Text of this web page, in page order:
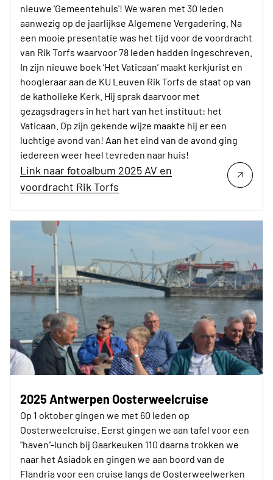
nieuwe 'Gemeentehuis'! We waren met 30 leden
aanwezig op de jaarlijkse Algemene Vergadering. Na
een mooie presentatie was het tijd voor de voordracht
van Rik Torfs waarvoor 78 leden hadden ingeschreven.
In zijn nieuwe boek ‘Het Vaticaan’ maakt kerkjurist en
hoogleraar aan de KU Leuven Rik Torfs de staat op van
de katholieke Kerk. Hij sprak daarvoor met
gezagsdragers in het hart van het instituut: het
Vaticaan. Op zijn gekende wijze maakte hij er een
luchtige avond van! Aan het eind van de avond ging
iedereen weer heel tevreden naar huis!
Link naar fotoalbum 2025 AV en
voordracht Rik Torfs
2025 Antwerpen Oosterweelcruise
Op 1 oktober gingen we met 60 leden op
Oosterweelcruise. Eerst gingen we aan tafel voor een
"haven"-lunch bij Gaarkeuken 110 daarna trokken we
naar het Asiadok en gingen we aan boord van de
Flandria voor een cruise langs de Oosterweelwerken